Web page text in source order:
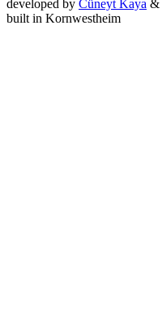
developed by Cüneyt Kaya &
built in Kornwestheim